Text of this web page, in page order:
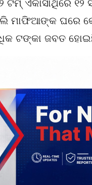
ଏକାସାଥିରେ
ମାଫିଆଙ୍କ ଘରେ
ଟଙ୍କା ଜବତ